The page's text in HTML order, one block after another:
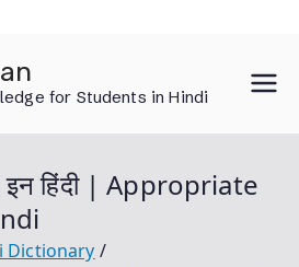
for Students in Hindi
इन हिंदी | Appropriate
Dictionary